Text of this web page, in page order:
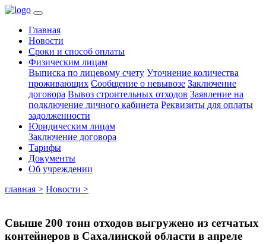
Главная
Новости
Сроки и способ оплаты
Физическим лицам
Выписка по лицевому счету Уточнение количества
проживающих Сообщение о невывозе Заключение
договора Вывоз строительных отходов Заявление на
подключение личного кабинета Реквизиты для оплаты
задолженности
Юридическим лицам
Заключение договора
Тарифы
Документы
Об учреждении
главная > Новости >
Свыше 200 тонн отходов выгружено из сетчатых
контейнеров в Сахалинской области в апреле